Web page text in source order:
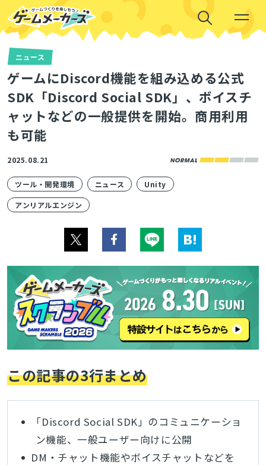
ニュース
ゲームにDiscord機能を組み込める公式
SDK「Discord Social SDK」、ボイスチ
ャットなどの一般提供を開始。商用利用
も可能
2025.08.21
ツール・開発環境 ニュース Unity
アンリアルエンジン
この記事の3行まとめ
「Discord Social SDK」のコミュニケーショ
ン機能、一般ユーザー向けに公開
DM・チャット機能やボイスチャットなどを